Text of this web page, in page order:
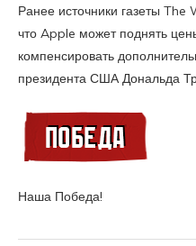
Ранее источники газеты The
что Apple может поднять
компенсировать
президента США Дональда
Наша Победа!